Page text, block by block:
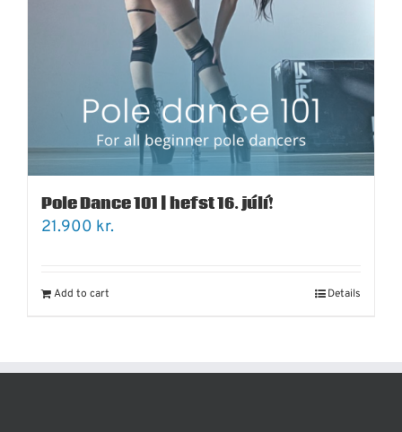
Pole Dance 101 | hefst 16. júlí!
21.900 kr.
Add to cart Details